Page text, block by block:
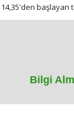
'den başlayan
Bilgi